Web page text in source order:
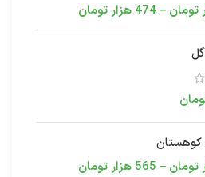
تومان –
474 هزار تومان
تومان –
565 هزار تومان